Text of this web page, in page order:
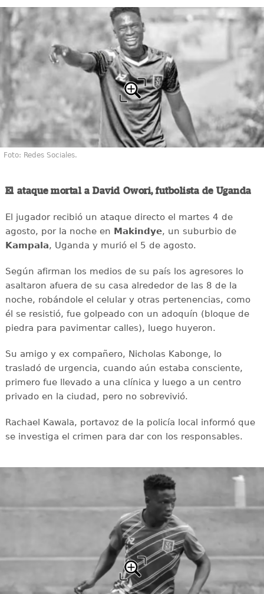
Foto: Redes Sociales.
El ataque mortal a David Owori, futbolista de Uganda
El jugador recibió un ataque directo el martes 4 de
agosto, por la noche en Makindye, un suburbio de
Kampala, Uganda y murió el 5 de agosto.
Según afirman los medios de su país los agresores lo
asaltaron afuera de su casa alrededor de las 8 de la
noche, robándole el celular y otras pertenencias, como
él se resistió, fue golpeado con un adoquín (bloque de
piedra para pavimentar calles), luego huyeron.
Su amigo y ex compañero, Nicholas Kabonge, lo
trasladó de urgencia, cuando aún estaba consciente,
primero fue llevado a una clínica y luego a un centro
privado en la ciudad, pero no sobrevivió.
Rachael Kawala, portavoz de la policía local informó que
se investiga el crimen para dar con los responsables.